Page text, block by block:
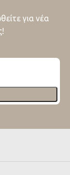
για νέα